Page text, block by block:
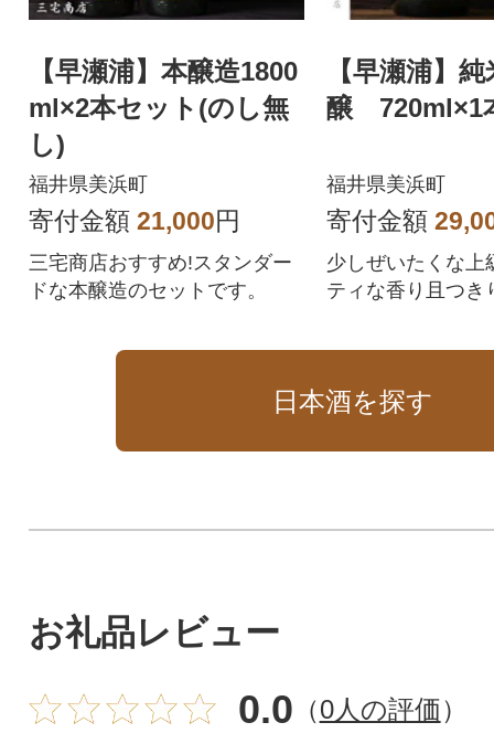
【早瀬浦】本醸造1800
ml×2本セット(のし無
し)
福井県美浜町
寄付金額 21,000円
三宅商店おすすめ!スタンダー
ドな本醸造のセットです。
【早瀬浦】
醸 720ml×1
福井県美浜町
寄付金額
少しぜいたくな上
ティな香り且つき
日本酒を探す
お礼品レビュー
0.0 （0人の評価）